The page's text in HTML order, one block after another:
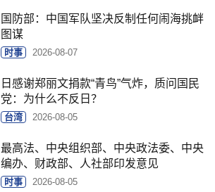
国防部：中国军队坚决反制任何闹海挑衅
图谋
时事 2026-08-07
日感谢郑丽文捐款“青鸟”气炸，质问国民
党：为什么不反日？
台湾 2026-08-05
最高法、中央组织部、中央政法委、中央
编办、财政部、人社部印发意见
时事 2026-08-05